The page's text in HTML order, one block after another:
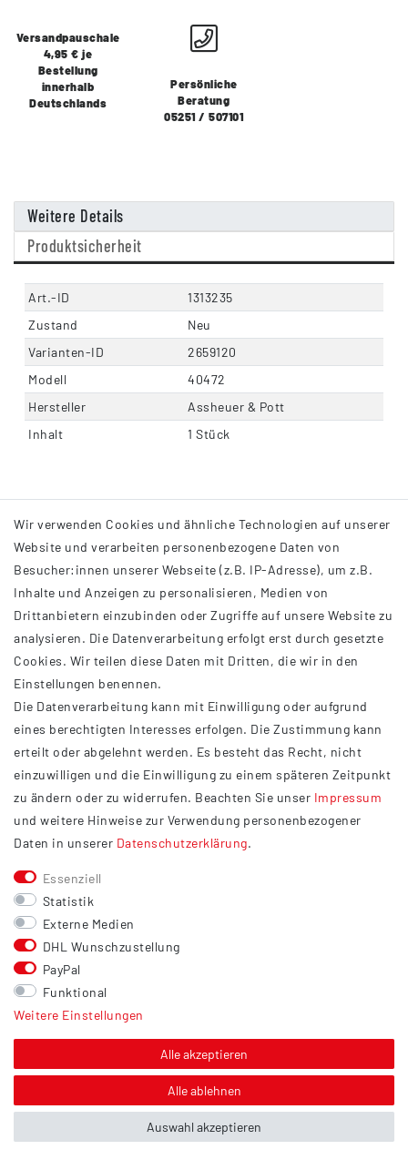
Versandpauschale
4,95 € je
Bestellung
innerhalb
Deutschlands
Persönliche
Beratung
05251 / 507101
Weitere Details
Produktsicherheit
Art.-ID
1313235
Zustand
Neu
Varianten-ID
2659120
Modell
40472
Hersteller
Assheuer & Pott
Inhalt
1 Stück
INFORMATIONEN
AGB
Impressum
Datenschutzerklärung
Widerrufsrecht
Barrierefreiheit
Service
Kontakt
Versand
Zahlung
Vertrag widerrufen
Sonstiges
Hinweis zur Entsorgung von Altbatterien & Altöl
Über uns
Wir verwenden Cookies und ähnliche Technologien auf unserer
Website und verarbeiten personenbezogene Daten von
Besucher:innen unserer Webseite (z.B. IP-Adresse), um z.B.
Inhalte und Anzeigen zu personalisieren, Medien von
Drittanbietern einzubinden oder Zugriffe auf unsere Website zu
analysieren. Die Datenverarbeitung erfolgt erst durch gesetzte
Cookies. Wir teilen diese Daten mit Dritten, die wir in den
Einstellungen benennen.
Die Datenverarbeitung kann mit Einwilligung oder aufgrund
eines berechtigten Interesses erfolgen. Die Zustimmung kann
erteilt oder abgelehnt werden. Es besteht das Recht, nicht
einzuwilligen und die Einwilligung zu einem späteren Zeitpunkt
zu ändern oder zu widerrufen. Beachten Sie unser Impressum
und weitere Hinweise zur Verwendung personenbezogener
Daten in unserer Daten­schutz­erklärung.
Essenziell
Statistik
Externe Medien
DHL Wunschzustellung
PayPal
Funktional
Weitere Einstellungen
Alle akzeptieren
Alle ablehnen
Auswahl akzeptieren